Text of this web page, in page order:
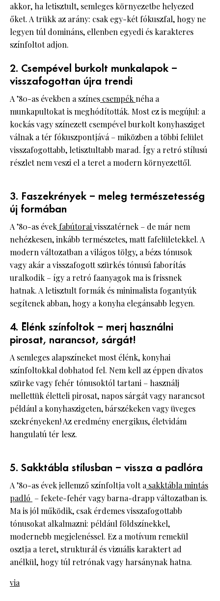
akkor, ha letisztult, semleges környezetbe helyezed
őket. A trükk az arány: csak egy-két fókuszfal, hogy ne
legyen túl domináns, ellenben egyedi és karakteres
színfoltot adjon.
2. Csempével burkolt munkalapok –
visszafogottan újra trendi
A ’80-as években a színes csempéknéha a
munkapultokat is meghódították. Most ez is megújul: a
kockás vagy színezett csempével burkolt konyha­sziget
válnak a tér fókuszpontjává – miközben a többi felület
visszafogottabb, letisztultabb marad. Így a retró stílusú
részlet nem veszi el a teret a modern környezettől.
3. Faszekrények – meleg természetesség
új formában
A ’80-as évek fabútorai visszatérnek – de már nem
nehézkesen, inkább természetes, matt fa­felületekkel. A
modern változatban a világos tölgy, a bézs tónusok
vagy akár a visszafogott szürkés tónusú faborítás
uralkodik – így a retró faanyagok ma is frissnek
hatnak. A letisztult formák és minimalista fogantyúk
segítenek abban, hogy a konyha elegánsabb legyen.
4. Élénk színfoltok – merj használni
pirosat, narancsot, sárgát!
A semleges alapszíneket most élénk, konyhai
színfoltokkal dobhatod fel. Nem kell az éppen divatos
szürke vagy fehér tónusoktól tartani – használj
mellettük életteli pirosat, napos sárgát vagy narancsot
például a konyhaszigeten, bárszékeken vagy üveges
szekrényeken! Az eredmény energikus, életvidám
hangulatú tér lesz.
5. Sakktábla stílusban – vissza a padlóra
A ’80-as évek jellemző színfoltja volt a sakktábla mintás
padló – fekete-fehér vagy barna-drapp változatban is.
Ma is jól működik, csak érdemes visszafogottabb
tónusokat alkalmazni: például földszínekkel,
modernebb megjelenéssel. Ez a motívum remekül
osztja a teret, strukturál és vizuális karaktert ad
anélkül, hogy túl retrónak vagy harsánynak hatna.
via